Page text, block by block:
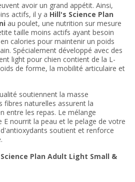
avoir un grand appétit. Ainsi,
actifs, il y a Hill's Science Plan
au poulet, une nutrition sur mesure
taille moins actifs ayant besoin
calories pour maintenir un poids
Spécialement développé avec des
light pour chien contient de la L-
de forme, la mobilité articulaire et
soutiennent la masse
fibres naturelles assurent la
entre les repas. Le mélange
nourrit la peau et le pelage de votre
soutient et renforce
Plan Adult Light Small &